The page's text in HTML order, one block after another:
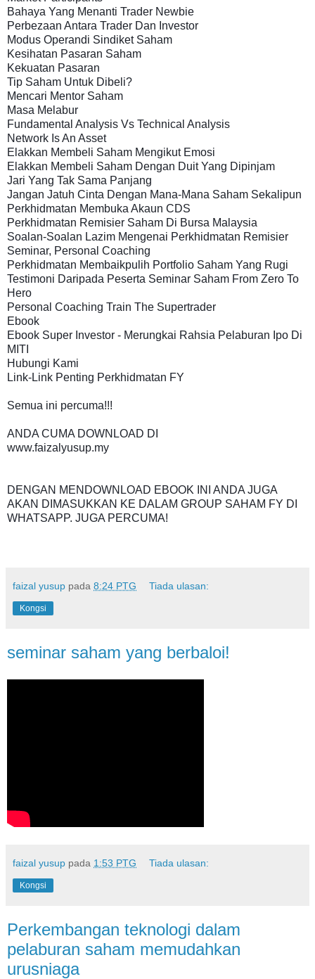
Bahaya Yang Menanti Trader Newbie
Perbezaan Antara Trader Dan Investor
Modus Operandi Sindiket Saham
Kesihatan Pasaran Saham
Kekuatan Pasaran
Tip Saham Untuk Dibeli?
Mencari Mentor Saham
Masa Melabur
Fundamental Analysis Vs Technical Analysis
Network Is An Asset
Elakkan Membeli Saham Mengikut Emosi
Elakkan Membeli Saham Dengan Duit Yang Dipinjam
Jari Yang Tak Sama Panjang
Jangan Jatuh Cinta Dengan Mana-Mana Saham Sekalipun
Perkhidmatan Membuka Akaun CDS
Perkhidmatan Remisier Saham Di Bursa Malaysia
Soalan-Soalan Lazim Mengenai Perkhidmatan Remisier
Seminar, Personal Coaching
Perkhidmatan Membaikpulih Portfolio Saham Yang Rugi
Testimoni Daripada Peserta Seminar Saham From Zero To
Hero
Personal Coaching Train The Supertrader
Ebook
Ebook Super Investor - Merungkai Rahsia Pelaburan Ipo Di
MITI
Hubungi Kami
Link-Link Penting Perkhidmatan FY
Semua ini percuma!!!
ANDA CUMA DOWNLOAD DI
www.faizalyusup.my
DENGAN MENDOWNLOAD EBOOK INI ANDA JUGA
AKAN DIMASUKKAN KE DALAM GROUP SAHAM FY DI
WHATSAPP. JUGA PERCUMA!
faizal yusup pada 8:24 PTG Tiada ulasan:
Kongsi
seminar saham yang berbaloi!
faizal yusup pada 1:53 PTG Tiada ulasan:
Kongsi
Perkembangan teknologi dalam
pelaburan saham memudahkan
urusniaga